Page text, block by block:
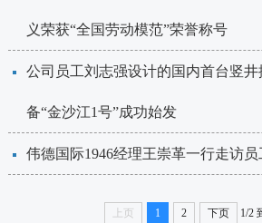
义荣获“全国劳动模范”荣誉称号
公司员工刘志强设计的国内首台竖井
备“金沙江1号”成功始发
伟德国际1946经理王崇革一行走访员
上页 1 2 下页 1/2